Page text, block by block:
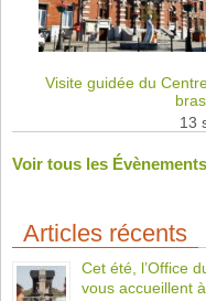
Visite guidée du
13
Voir tous les Évènements
Articles récents
Cet été, l’Office
vous accueillent